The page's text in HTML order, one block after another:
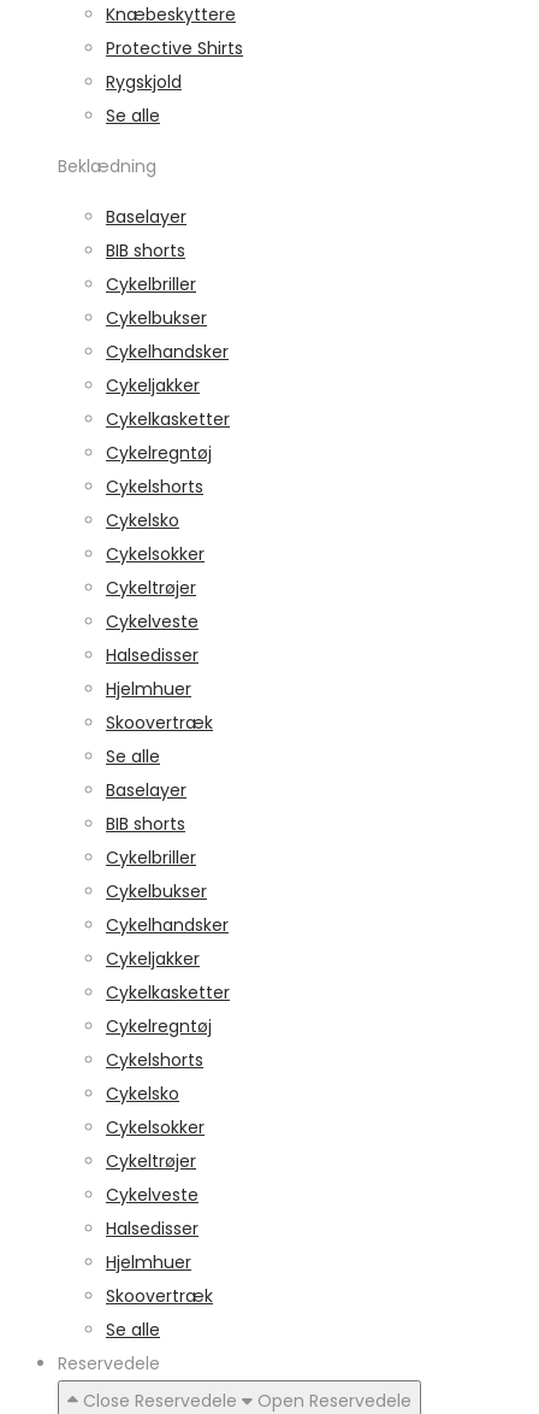
Knæbeskyttere
Protective Shirts
Rygskjold
Se alle
Beklædning
Baselayer
BIB shorts
Cykelbriller
Cykelbukser
Cykelhandsker
Cykeljakker
Cykelkasketter
Cykelregntøj
Cykelshorts
Cykelsko
Cykelsokker
Cykeltrøjer
Cykelveste
Halsedisser
Hjelmhuer
Skoovertræk
Se alle
Baselayer
BIB shorts
Cykelbriller
Cykelbukser
Cykelhandsker
Cykeljakker
Cykelkasketter
Cykelregntøj
Cykelshorts
Cykelsko
Cykelsokker
Cykeltrøjer
Cykelveste
Halsedisser
Hjelmhuer
Skoovertræk
Se alle
Reservedele
Close Reservedele
Open Reservedele